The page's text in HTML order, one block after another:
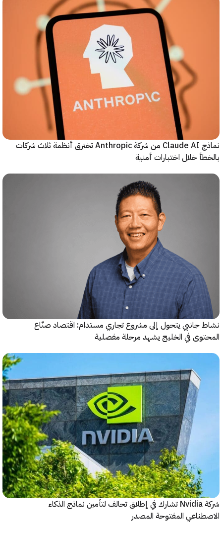
نماذج Claude AI من شركة Anthropic تخترق أنظمة ثلاث شركات
خلال اختبارات أمنية
جانبي يتحول إلى مشروع تجاري مستدام: اقتصاد صنّاع
في الخليج يشهد مرحلة مفصلية
شركة Nvidia تشارك في إطلاق تحالف لتأمين نماذج الذكاء
المفتوحة المصدر